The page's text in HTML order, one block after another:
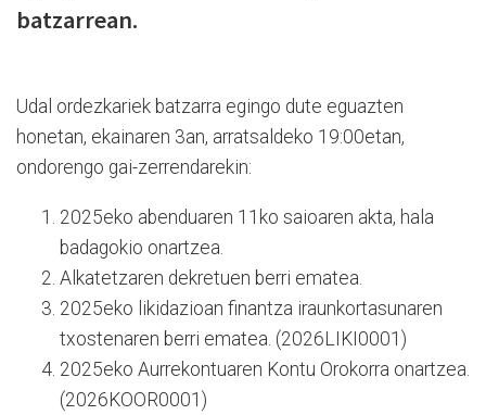
batzarrean.
Udal ordezkariek batzarra egingo dute eguazten
honetan, ekainaren 3an, arratsaldeko 19:00etan,
ondorengo gai-zerrendarekin:
2025eko abenduaren 11ko saioaren akta, hala
badagokio onartzea.
Alkatetzaren dekretuen berri ematea.
2025eko likidazioan finantza iraunkortasunaren
txostenaren berri ematea. (2026LIKI0001)
2025eko Aurrekontuaren Kontu Orokorra onartzea.
(2026KOOR0001)